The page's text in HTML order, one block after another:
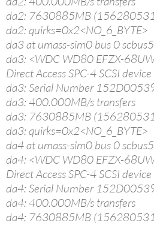
da2: 7630885MB
da2: quirks=0x2<NO_6_BYTE>
da3 at umass-sim0 bus 0
da3: <WDC WD80 EFZX-
Direct Access SPC-4 SCSI device
da3: Serial Number
da3: 400.000MB/s transfers
da3: 7630885MB
da3: quirks=0x2<NO_6_BYTE>
da4 at umass-sim0 bus 0
da4: <WDC WD80 EFZX-
Direct Access SPC-4 SCSI device
da4: Serial Number
da4: 400.000MB/s transfers
da4: 7630885MB